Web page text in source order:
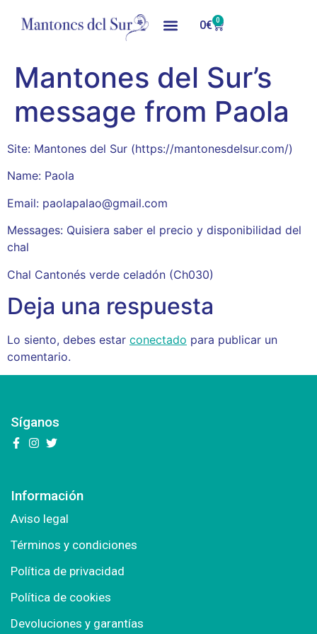
0€ 0
Mantones del Sur’s
message from Paola
Site: Mantones del Sur (https://mantonesdelsur.com/)
Name: Paola
Email: paolapalao@gmail.com
Messages: Quisiera saber el precio y disponibilidad del
chal
Chal Cantonés verde celadón (Ch030)
Deja una respuesta
Lo siento, debes estar conectado para publicar un
comentario.
Síganos
Información
Aviso legal
Términos y condiciones
Política de privacidad
Política de cookies
Devoluciones y garantías